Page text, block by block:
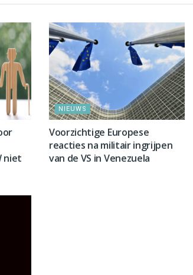
niet
NIEUWS
Voorzichtige Europese
reacties na militair ingrijpen
van de VS in Venezuela